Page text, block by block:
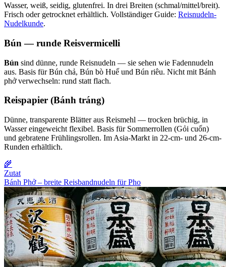
Wasser, weiß, seidig, glutenfrei. In drei Breiten (schmal/mittel/breit).
Frisch oder getrocknet erhältlich. Vollständiger Guide: Reisnudeln-
Nudelkunde.
Bún — runde Reisvermicelli
Bún sind dünne, runde Reisnudeln — sie sehen wie Fadennudeln
aus. Basis für Bún chả, Bún bò Huế und Bún riêu. Nicht mit Bánh
phở verwechseln: rund statt flach.
Reispapier (Bánh tráng)
Dünne, transparente Blätter aus Reismehl — trocken brüchig, in
Wasser eingeweicht flexibel. Basis für Sommerrollen (Gỏi cuốn)
und gebratene Frühlingsrollen. Im Asia-Markt in 22-cm- und 26-cm-
Runden erhältlich.
🌾
Zutat
Bánh Phở – breite Reisbandnudeln für Pho